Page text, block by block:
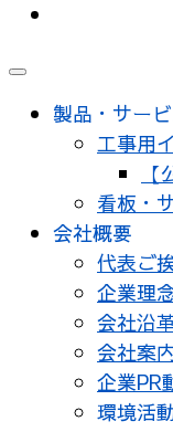
メ
製品・サー
工事用
看板・
会社概要
代表ご
企業理
会社沿
会社案
企業PR
環境活